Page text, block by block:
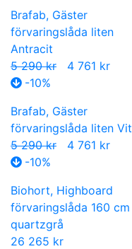
Brafab, Gäster
förvaringslåda liten
Antracit
5 290 kr 4 761 kr
-10%
Brafab, Gäster
förvaringslåda liten Vit
5 290 kr 4 761 kr
-10%
Biohort, Highboard
förvaringslåda 160 cm
quartzgrå
26 265 kr